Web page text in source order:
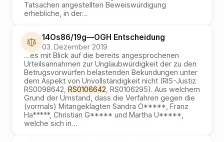
Tatsachen angestellten Beweiswürdigung
erhebliche, in der…
14Os86/19g—OGH Entscheidung
03. Dezember 2019
…es mit Blick auf die bereits angesprochenen
Urteilsannahmen zur Unglaubwürdigkeit der zu den
Betrugsvorwürfen belastenden Bekundungen unter
dem Aspekt von Unvollständigkeit nicht (RIS-Justiz
RS0098642, RS0106642 , RS0106295). Aus welchem
Grund der Umstand, dass die Verfahren gegen die
(vormals) Mitangeklagten Sandra O*****, Franz
Ha*****, Christian G***** und Martha U*****,
welche sich in…